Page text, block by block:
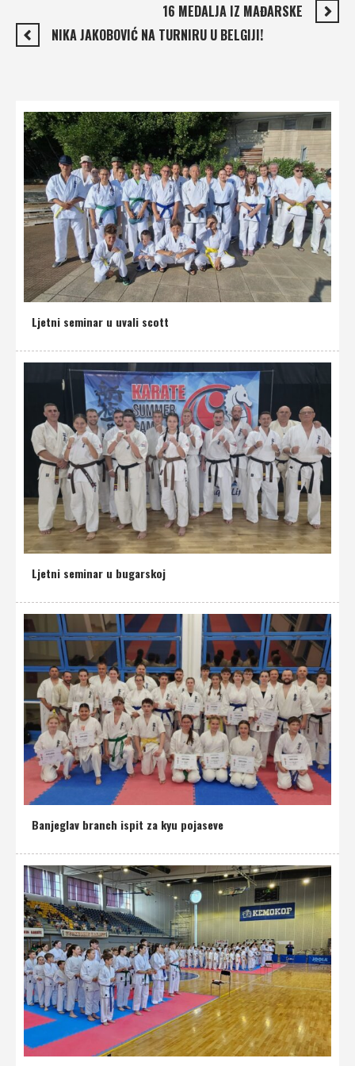
16 MEDALJA IZ MAĐARSKE
NIKA JAKOBOVIĆ NA TURNIRU U BELGIJI!
Ljetni seminar u uvali scott
Ljetni seminar u bugarskoj
Banjeglav branch ispit za kyu pojaseve